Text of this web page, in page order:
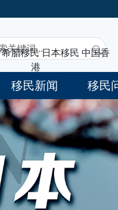
希腊移民日本移民 中国香
港
移民新闻 移民